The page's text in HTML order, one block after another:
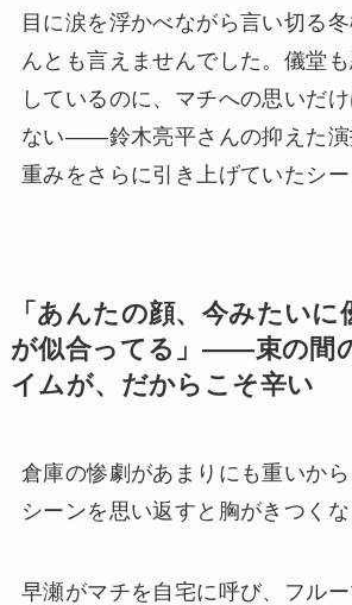
目に涙を浮かべながら言い切る
んとも言えませんでした。儀堂
しているのに、マチへの思いだ
ない——鈴木亮平さんの抑えた演
重みをさらに引き上げていたシー
「あんたの顔、今みたい
が似合ってる」——束の間
イムが、だからこそ辛い
倉庫の惨劇があまりにも重いか
シーンを思い返すと胸がきつくな
早瀬がマチを自宅に呼び、フル